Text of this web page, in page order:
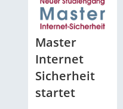
Master
Internet
Sicherheit
startet